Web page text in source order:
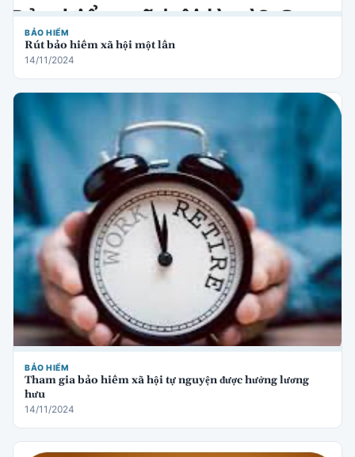
BẢO HIỂM
Rút bảo hiểm xã hội một lần
14/11/2024
BẢO HIỂM
Tham gia bảo hiểm xã hội tự nguyện được hưởng lương
hưu
14/11/2024